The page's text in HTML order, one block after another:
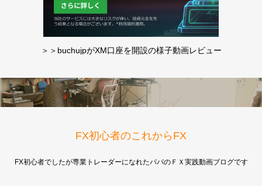
＞＞buchujpがXM口座を開設の様子動画レビュー
FX初心者のこれからFX
FX初心者でしたが専業トレーダーになれたパパのＦＸ実践動画ブログです